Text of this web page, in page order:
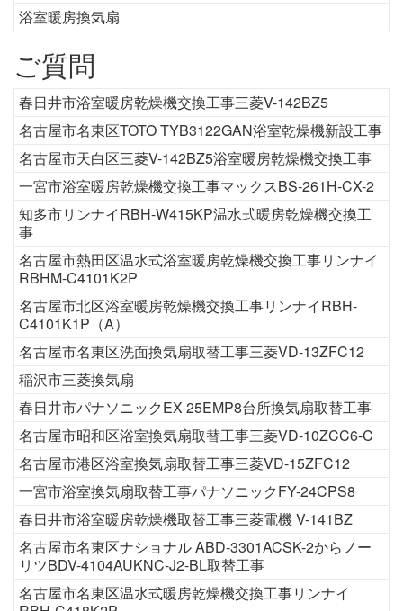
浴室暖房換気扇
ご質問
春日井市浴室暖房乾燥機交換工事三菱V-142BZ5
名古屋市名東区TOTO TYB3122GAN浴室乾燥機新設工事
名古屋市天白区三菱V-142BZ5浴室暖房乾燥機交換工事
一宮市浴室暖房乾燥機交換工事マックスBS-261H-CX-2
知多市リンナイRBH-W415KP温水式暖房乾燥機交換工
事
名古屋市熱田区温水式浴室暖房乾燥機交換工事リンナイ
RBHM-C4101K2P
名古屋市北区浴室暖房乾燥機交換工事リンナイRBH-
C4101K1P（A）
名古屋市名東区洗面換気扇取替工事三菱VD-13ZFC12
稲沢市三菱換気扇
春日井市パナソニックEX-25EMP8台所換気扇取替工事
名古屋市昭和区浴室換気扇取替工事三菱VD-10ZCC6-C
名古屋市港区浴室換気扇取替工事三菱VD-15ZFC12
一宮市浴室換気扇取替工事パナソニックFY-24CPS8
春日井市浴室暖房乾燥機取替工事三菱電機 V-141BZ
名古屋市名東区ナショナル ABD-3301ACSK-2からノー
リツBDV-4104AUKNC-J2-BL取替工事
名古屋市名東区温水式暖房乾燥機交換工事リンナイ